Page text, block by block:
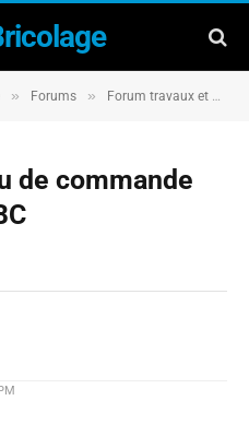
» Forums » Forum travaux et rénovation
de commande